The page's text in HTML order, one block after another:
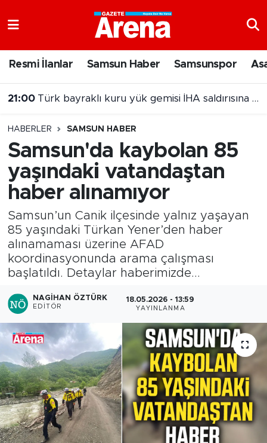
Resmi İlanlar Samsun Haber Samsunspor
Türk bayraklı kuru yük gemisi İHA saldırısına uğradı
20:00 Samsun'da Nebiyan Fest Başladı
HABERLER SAMSUN HABER
Samsun'da kaybolan 85
yaşındaki vatandaştan
haber alınamıyor
Samsun’un Canik ilçesinde yalnız yaşayan
85 yaşındaki Türkan Yener’den haber
alınamaması üzerine AFAD
koordinasyonunda arama çalışması
başlatıldı. Detaylar haberimizde...
NAGIHAN ÖZTÜRK
EDITÖR
18.05.2026 - 13:59
YAYINLANMA
Samsun Namaz Vakitleri
Süper Lig Puan Durumu ve Fikstür
Tüm Manşetler
Son Dakika Haberleri
Haber Arşivi